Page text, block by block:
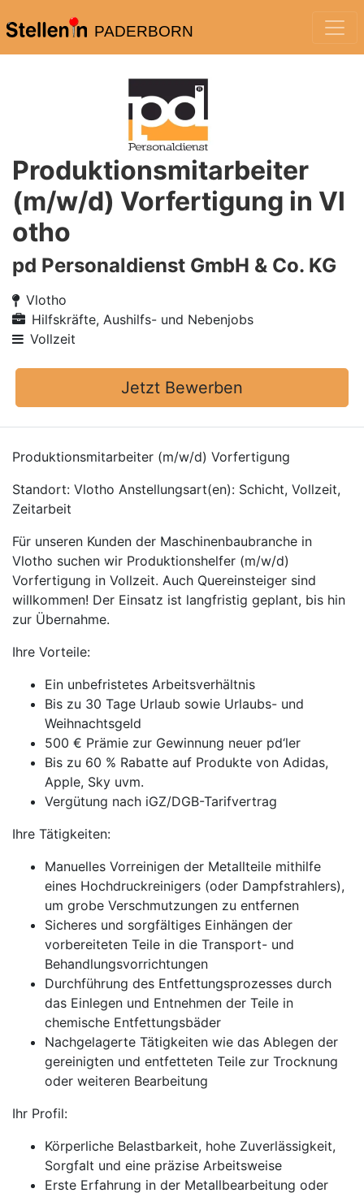
PADERBORN
Produktionsmitarbeiter
(m/w/d) Vorfertigung in Vl
otho
pd Personaldienst GmbH & Co. KG
Vlotho
Hilfskräfte, Aushilfs- und Nebenjobs
Vollzeit
Jetzt Bewerben
Produktionsmitarbeiter (m/w/d) Vorfertigung
Standort: Vlotho Anstellungsart(en): Schicht, Vollzeit,
Zeitarbeit
Für unseren Kunden der Maschinenbaubranche in
Vlotho suchen wir Produktionshelfer (m/w/d)
Vorfertigung in Vollzeit. Auch Quereinsteiger sind
willkommen! Der Einsatz ist langfristig geplant, bis hin
zur Übernahme.
Ihre Vorteile:
Ein unbefristetes Arbeitsverhältnis
Bis zu 30 Tage Urlaub sowie Urlaubs- und
Weihnachtsgeld
500 € Prämie zur Gewinnung neuer pd‘ler
Bis zu 60 % Rabatte auf Produkte von Adidas,
Apple, Sky uvm.
Vergütung nach iGZ/DGB-Tarifvertrag
Ihre Tätigkeiten:
Manuelles Vorreinigen der Metallteile mithilfe
eines Hochdruckreinigers (oder Dampfstrahlers),
um grobe Verschmutzungen zu entfernen
Sicheres und sorgfältiges Einhängen der
vorbereiteten Teile in die Transport- und
Behandlungsvorrichtungen
Durchführung des Entfettungsprozesses durch
das Einlegen und Entnehmen der Teile in
chemische Entfettungsbäder
Nachgelagerte Tätigkeiten wie das Ablegen der
gereinigten und entfetteten Teile zur Trocknung
oder weiteren Bearbeitung
Ihr Profil:
Körperliche Belastbarkeit, hohe Zuverlässigkeit,
Sorgfalt und eine präzise Arbeitsweise
Erste Erfahrung in der Metallbearbeitung oder